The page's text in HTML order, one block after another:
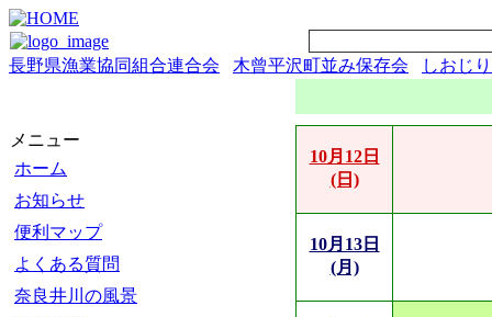
長野県漁業協同組合連合会 木曾平沢町並み保存会 しおじ
メニュー
ホーム
お知らせ
便利マップ
よくある質問
奈良井川の風景
10月12日
(日)
10月13日
(月)